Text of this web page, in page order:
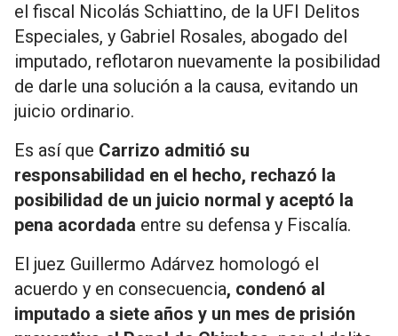
el fiscal Nicolás Schiattino, de la UFI Delitos
Especiales, y Gabriel Rosales, abogado del
imputado, reflotaron nuevamente la posibilidad
de darle una solución a la causa, evitando un
juicio ordinario.
Es así que Carrizo admitió su
responsabilidad en el hecho, rechazó la
posibilidad de un juicio normal y aceptó la
pena acordada entre su defensa y Fiscalía.
El juez Guillermo Adárvez homologó el
acuerdo y en consecuencia, condenó al
imputado a siete años y un mes de prisión